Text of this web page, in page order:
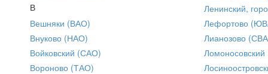
В
Вешняки (ВАО)
Внуково (НАО)
Войковский (САО)
Вороново (ТАО)
Ленинский,
Лефортово
Лианозово